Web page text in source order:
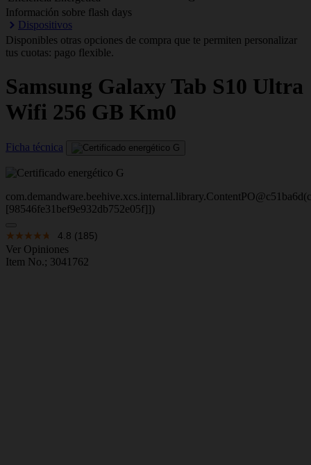
Información sobre flash days
Dispositivos
Disponibles otras opciones de compra que te permiten personalizar
tus cuotas: pago flexible.
Samsung Galaxy Tab S10 Ultra
Wifi 256 GB Km0
Ficha técnica
[98546fe31bef9e932db752e05f]])
4.8 (185)
Ver Opiniones
Item No.; 3041762